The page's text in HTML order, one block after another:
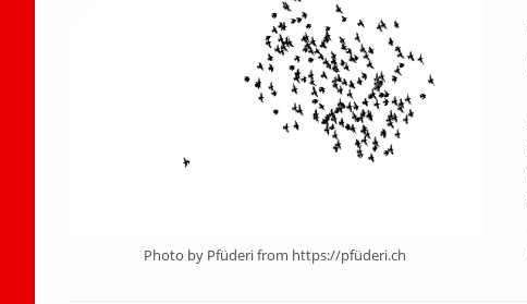
Photo by Pfüderi from https://pfüderi.ch